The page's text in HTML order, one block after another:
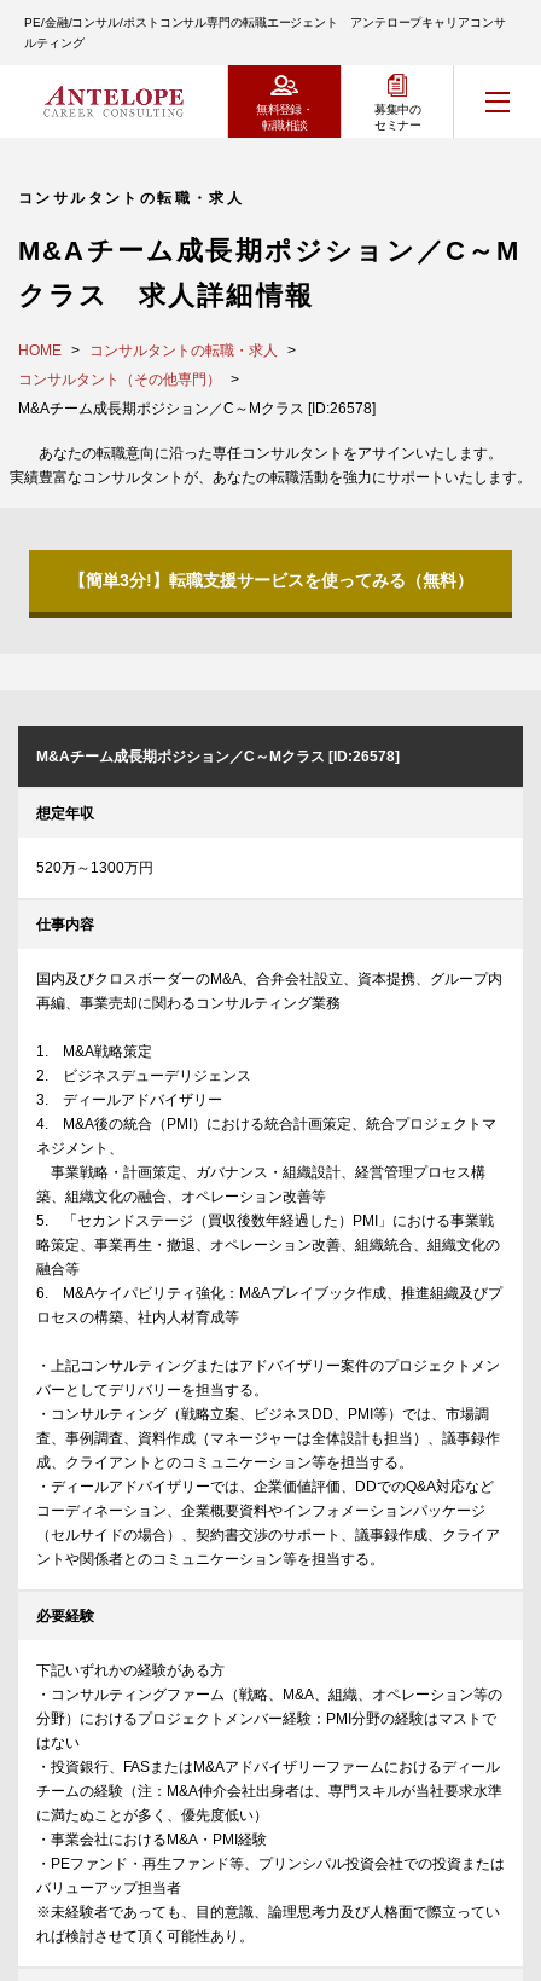
PE/金融/コンサル/ポストコンサル専門の転職エージェント アンテロープキャリアコンサ
ルティング
無料登録・
転職相談
募集中の
セミナー
コンサルタントの転職・求人
M&Aチーム成長期ポジション／C～M
クラス 求人詳細情報
HOME
コンサルタントの転職・求人
コンサルタント（その他専門）
M&Aチーム成長期ポジション／C～Mクラス [ID:26578]
あなたの転職意向に沿った専任コンサルタントをアサインいたします。
実績豊富なコンサルタントが、あなたの転職活動を強力にサポートいたします。
【簡単3分!】転職支援サービスを使ってみる（無料）
M&Aチーム成長期ポジション／C～Mクラス [ID:26578]
想定年収
520万～1300万円
仕事内容
国内及びクロスボーダーのM&A、合弁会社設立、資本提携、グループ内
再編、事業売却に関わるコンサルティング業務
1. M&A戦略策定
2. ビジネスデューデリジェンス
3. ディールアドバイザリー
4. M&A後の統合（PMI）における統合計画策定、統合プロジェクトマ
ネジメント、
事業戦略・計画策定、ガバナンス・組織設計、経営管理プロセス構
築、組織文化の融合、オペレーション改善等
5. 「セカンドステージ（買収後数年経過した）PMI」における事業戦
略策定、事業再生・撤退、オペレーション改善、組織統合、組織文化の
融合等
6. M&Aケイパビリティ強化：M&Aプレイブック作成、推進組織及びプ
ロセスの構築、社内人材育成等
・上記コンサルティングまたはアドバイザリー案件のプロジェクトメン
バーとしてデリバリーを担当する。
・コンサルティング（戦略立案、ビジネスDD、PMI等）では、市場調
査、事例調査、資料作成（マネージャーは全体設計も担当）、議事録作
成、クライアントとのコミュニケーション等を担当する。
・ディールアドバイザリーでは、企業価値評価、DDでのQ&A対応など
コーディネーション、企業概要資料やインフォメーションパッケージ
（セルサイドの場合）、契約書交渉のサポート、議事録作成、クライア
ントや関係者とのコミュニケーション等を担当する。
必要経験
下記いずれかの経験がある方
・コンサルティングファーム（戦略、M&A、組織、オペレーション等の
分野）におけるプロジェクトメンバー経験：PMI分野の経験はマストで
はない
・投資銀行、FASまたはM&Aアドバイザリーファームにおけるディール
チームの経験（注：M&A仲介会社出身者は、専門スキルが当社要求水準
に満たぬことが多く、優先度低い）
・事業会社におけるM&A・PMI経験
・PEファンド・再生ファンド等、プリンシパル投資会社での投資または
バリューアップ担当者
※未経験者であっても、目的意識、論理思考力及び人格面で際立ってい
れば検討させて頂く可能性あり。